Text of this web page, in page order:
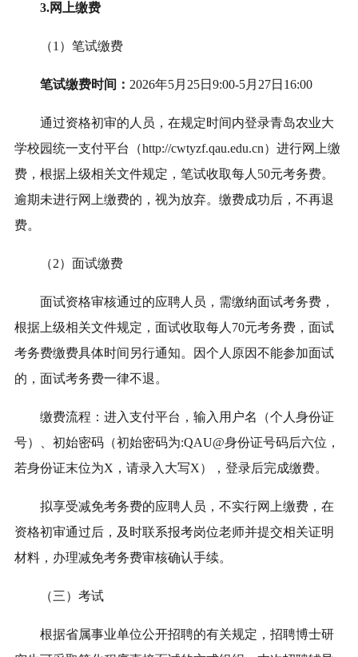
3.网上缴费
（1 ） 笔试缴费
笔试缴费时间： 2026年5月 25日9:00-5月27日16:00
通过资格初审的人员，在规定时间内登录青岛农业大
学校园统一支付平台（http://cwtyzf.qau.edu.cn）进行网上缴
费， 根据上级相关文件规定，笔试收取每人50元考务费。
逾期未进行网上缴费的，视为放弃。缴费成功后，不再退
费。
（2）面试缴费
面试资格审核通过的应聘人员，需缴纳面试考务费，
根据上级相关文件规定，面试收取每人70元考务费，面试
考务费缴费具体时间另行通知。
因个人原因不能参加面试
的，面试考务费一律不退。
缴费流程：进入支付平台，输入用户名（个人身份证
号）、初始密码（初始密码为:QAU@身份证号码后六位 ，
若身份证末位为X，请录入大写X）， 登录后完成缴费。
拟享受减免考务费的应聘人员，不实行网上缴费，在
资格初审通过后，及时联系报考岗位老师并提交相关证明
材料，办理减免考务费审核确认手续。
（三）考试
根据省属事业单位公开招聘的有关规定，招聘博士研